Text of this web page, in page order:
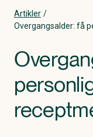
Artikler /
Overgangsalder: få